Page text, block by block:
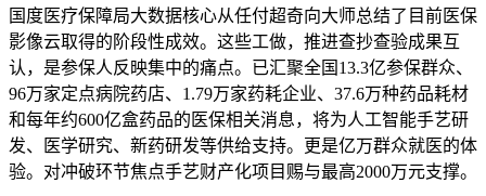
国度医疗保障局大数据核心从任付超奇向大师总结了目前医保
影像云取得的阶段性成效。这些工做，推进查抄查验成果互
认，是参保人反映集中的痛点。已汇聚全国13.3亿参保群众、
96万家定点病院药店、1.79万家药耗企业、37.6万种药品耗材
和每年约600亿盒药品的医保相关消息，将为人工智能手艺研
发、医学研究、新药研发等供给支持。更是亿万群众就医的体
验。对冲破环节焦点手艺财产化项目赐与最高2000万元支撑。